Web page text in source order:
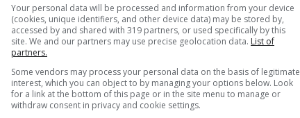
contenga il filetto fate riscaldare a fuoco
girandola, per circa 15 minuti, in modo che
pepatela e poi fatela raffreddare.
ritagliato a rettangolo e spargetevi, una
avete fatto saltare in padella in un po’ di
Your personal data will be processed and information from your device
(cookies, unique identifiers, and other device data) may be stored by,
accessed by and shared with 319 partners, or used specifically by this
site. We and our partners may use precise geolocation data. List of
partners.
Some vendors may process your personal data on the basis of legitimate
interest, which you can object to by managing your options below. Look
for a link at the bottom of this page or in the site menu to manage or
withdraw consent in privacy and cookie settings.